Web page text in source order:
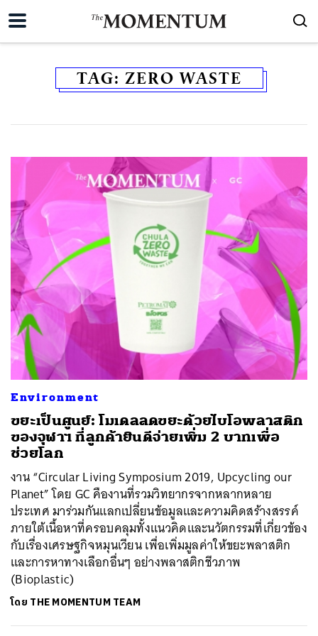
TAG: ZERO WASTE
Environment
ขยะเป็นศูนย์: โมเดลลดขยะด้วยไบโอพลาสติก
ของจุฬาฯ ที่ลูกค้ายินดีจ่ายเพิ่ม 2 บาทเพื่อ
ช่วยโลก
งาน “Circular Living Symposium 2019, Upcycling our
Planet” โดย GC คืองานที่รวมวิทยากรจากหลากหลาย
ประเทศ มาร่วมกันแลกเปลี่ยนข้อมูลและความคิดสร้างสรรค์
ภายใต้เนื้อหาที่ครอบคลุมทั้งแนวคิดและนวัตกรรมที่เกี่ยวข้อง
กับเรื่องเศรษฐกิจหมุนเวียน เพื่อเพิ่มมูลค่าให้ขยะพลาสติก
และการหาทางเลือกอื่นๆ อย่างพลาสติกชีวภาพ
(Bioplastic)
โดย THE MOMENTUM TEAM
ค้นหา